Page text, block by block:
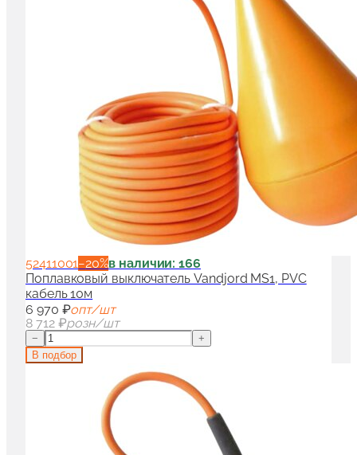
52411001−20%в наличии: 166
Поплавковый выключатель Vandjord MS1, PVC
кабель 10м
6 970 ₽опт/шт
8 712 ₽розн/шт
−
+
В подбор